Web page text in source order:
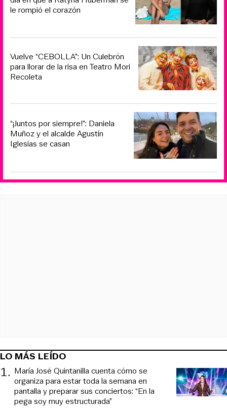
le rompió el corazón
Vuelve “CEBOLLA”: Un Culebrón
para llorar de la risa en Teatro Mori
Recoleta
“¡Juntos por siempre!”: Daniela
Muñoz y el alcalde Agustín
Iglesias se casan
LO MÁS LEÍDO
1. María José Quintanilla cuenta cómo se
organiza para estar toda la semana en
pantalla y preparar sus conciertos: “En la
pega soy muy estructurada”